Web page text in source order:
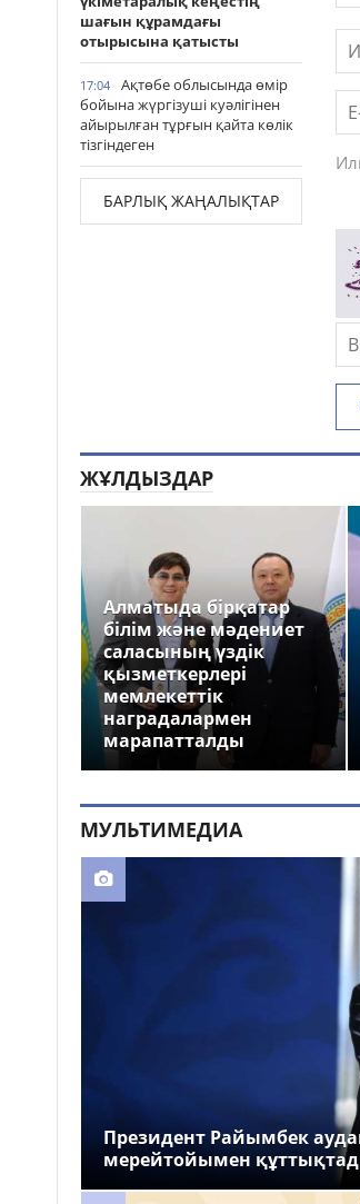
шағын құрамдағы
отырысына қатысты
17:04
Ақтөбе облысында өмір
бойына жүргізуші куәлігінен
айырылған тұрғын қайта көлік
тізгіндеген
БАРЛЫҚ ЖАҢАЛЫҚТАР
ЖҰЛДЫЗДАР
Алматыда бірқатар
білім және мәдениет
саласының үздік
қызметкерлері
мемлекеттік
наградалармен
марапатталды
МУЛЬТИМЕДИА
Президент Райымбек
мерейтойымен